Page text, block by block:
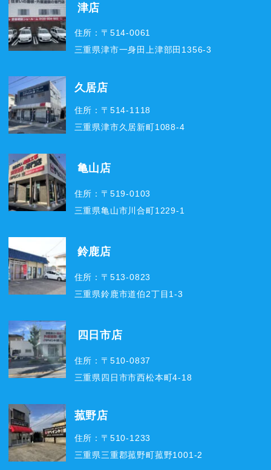
津店
住所：〒514-0061
三重県津市一身田上津部田1356-3
久居店
住所：〒514-1118
三重県津市久居新町1088-4
亀山店
住所：〒519-0103
三重県亀山市川合町1229-1
鈴鹿店
住所：〒513-0823
三重県鈴鹿市道伯2丁目1-3
四日市店
住所：〒510-0837
三重県四日市市西松本町4-18
菰野店
住所：〒510-1233
三重県三重郡菰野町菰野1001-2